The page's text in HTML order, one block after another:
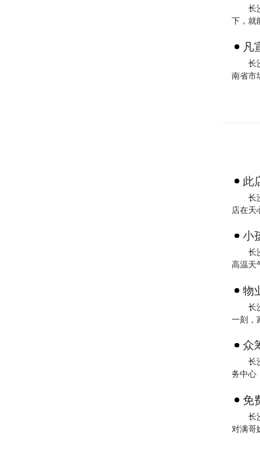
长
下，就
凡
长
南省市
此
长
店在天
小
长
高温天
物
长
一刻，
众
长
务中心
免
长
对满哥